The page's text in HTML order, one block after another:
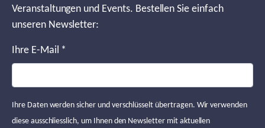
Veranstaltungen und Events. Bestellen Sie einfach
unseren Newsletter:
Ihre E-Mail *
Ihre Daten werden sicher und verschlüsselt übertragen. Wir verwenden
diese ausschliesslich, um Ihnen den Newsletter mit aktuellen